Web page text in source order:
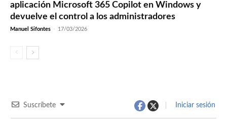
aplicación Microsoft 365 Copilot en Windows y
devuelve el control a los administradores
Manuel Sifontes - 17/03/2026
Suscríbete Iniciar sesión